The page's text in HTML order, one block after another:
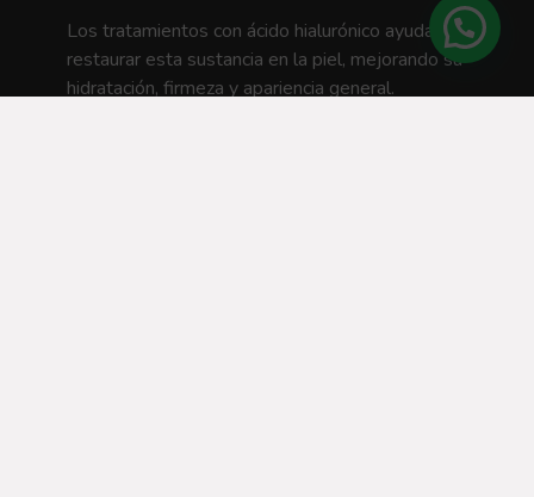
Los tratamientos con ácido hialurónico ayudan a
restaurar esta sustancia en la piel, mejorando su
hidratación, firmeza y apariencia general.